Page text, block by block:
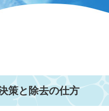
策と除去の仕方